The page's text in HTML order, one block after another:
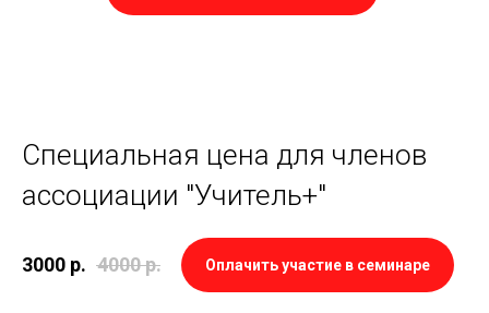
Специальная цена для членов
ассоциации "Учитель+"
3000 р. 4000р. Оплачить участие в семинаре